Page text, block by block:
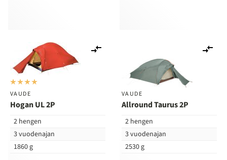
VAUDE
Hogan UL 2P
2 hengen
3 vuodenajan
1860 g
VAUDE
Allround Taurus 2P
2 hengen
3 vuodenajan
2530 g